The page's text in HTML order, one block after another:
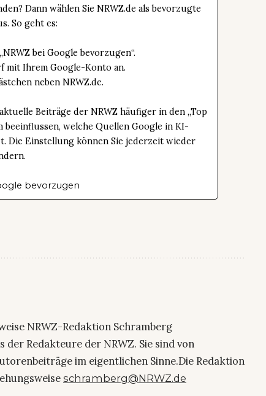
Dann wählen Sie NRWZ.de als bevorzugte
So geht es:
bei Google bevorzugen“.
mit Ihrem Google-Konto an.
neben NRWZ.de.
Beiträge der NRWZ häufiger in den „Top
beeinflussen, welche Quellen Google in KI-
Die Einstellung können Sie jederzeit wieder
bevorzugen
NRWZ-Redaktion Schramberg
Redakteure der NRWZ. Sie sind von
im eigentlichen Sinne.Die Redaktion
schramberg@NRWZ.de